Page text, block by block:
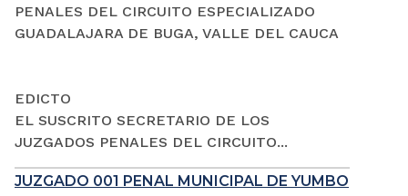
PENALES DEL CIRCUITO ESPECIALIZADO
GUADALAJARA DE BUGA, VALLE DEL CAUCA
EDICTO
EL SUSCRITO SECRETARIO DE LOS
JUZGADOS PENALES DEL CIRCUITO...
JUZGADO 001 PENAL MUNICIPAL DE YUMBO